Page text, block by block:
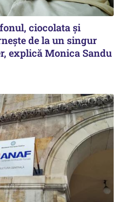
ciocolata și
de la un singur
explică Monica Sandu